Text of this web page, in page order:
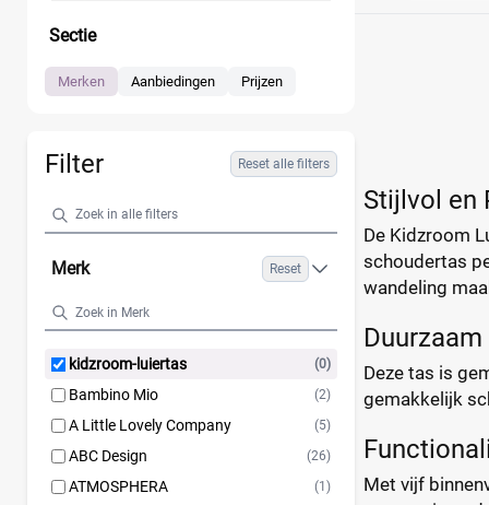
Sectie
Merken Aanbiedingen Prijzen
Filter Reset alle filters
Merk Reset
kidzroom-luiertas (0)
Bambino Mio (2)
A Little Lovely Company (5)
ABC Design (26)
ATMOSPHERA (1)
Stijlvol en
De Kidzroom
schoudertas
wandeling
Deze tas is
gemakkelijk
Met vijf